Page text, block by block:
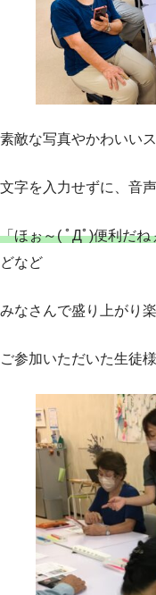
素敵な写真やかわいい
文字を入力せずに、音
「ほぉ～( ﾟДﾟ)便利だね
どなど
みなさんで盛り上がり
ご参加いただいた生徒